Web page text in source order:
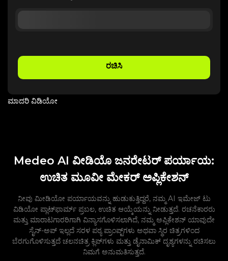
ರಚಿಸಿ
ಮಾದರಿ ವಿಡಿಯೋ
Medeo AI ವೀಡಿಯೊ ಜನರೇಟರ್ ಪರ್ಯಾಯ:
ಉಚಿತ ಮೂವೀ ಮೇಕರ್ ಅಪ್ಲಿಕೇಶನ್
ನೀವು ಮೀಡಿಯೋ ಪರ್ಯಾಯವನ್ನು ಹುಡುಕುತ್ತಿದ್ದರೆ, ನಮ್ಮ AI ಇಮೇಜ್ ಟು
ವಿಡಿಯೋ ಪ್ಲಾಟ್‌ಫಾರ್ಮ್ ಪ್ರಬಲ, ಉಚಿತ ಆಯ್ಕೆಯನ್ನು ನೀಡುತ್ತದೆ. ರಚನೆಕಾರರು
ಮತ್ತು ಮಾರಾಟಗಾರರಿಗಾಗಿ ವಿನ್ಯಾಸಗೊಳಿಸಲಾಗಿದೆ, ನಮ್ಮ ಅಪ್ಲಿಕೇಶನ್ ಯಾವುದೇ
ಸೈನ್-ಅಪ್ ಇಲ್ಲದೆ ಸರಳ ಪಠ್ಯ ಪ್ರಾಂಪ್ಟ್‌ಗಳು ಅಥವಾ ಸ್ಥಿರ ಚಿತ್ರಗಳಿಂದ
ಬೆರಗುಗೊಳಿಸುತ್ತದೆ ಚಲನಚಿತ್ರ ಕ್ಲಿಪ್‌ಗಳು ಮತ್ತು ಡೈನಾಮಿಕ್ ದೃಶ್ಯಗಳನ್ನು ರಚಿಸಲು
ನಿಮಗೆ ಅನುಮತಿಸುತ್ತದೆ.